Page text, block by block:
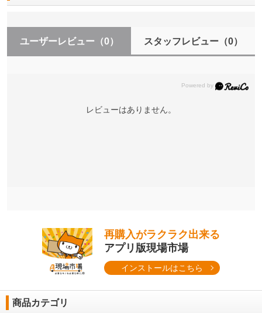
ユーザーレビュー （0） スタッフレビュー（0）
レビューはありません。
再購入がラクラク出来る
アプリ版現場市場
インストールはこちら
商品カテゴリ